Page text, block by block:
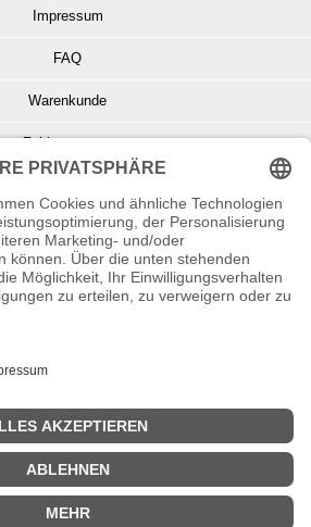
Impressum
FAQ
Warenkunde
Zahlungsarten
Elektro- u. Elektronikgeräten
Batterieentsorgung
Echtheit von Kundenbewertungen
Shop